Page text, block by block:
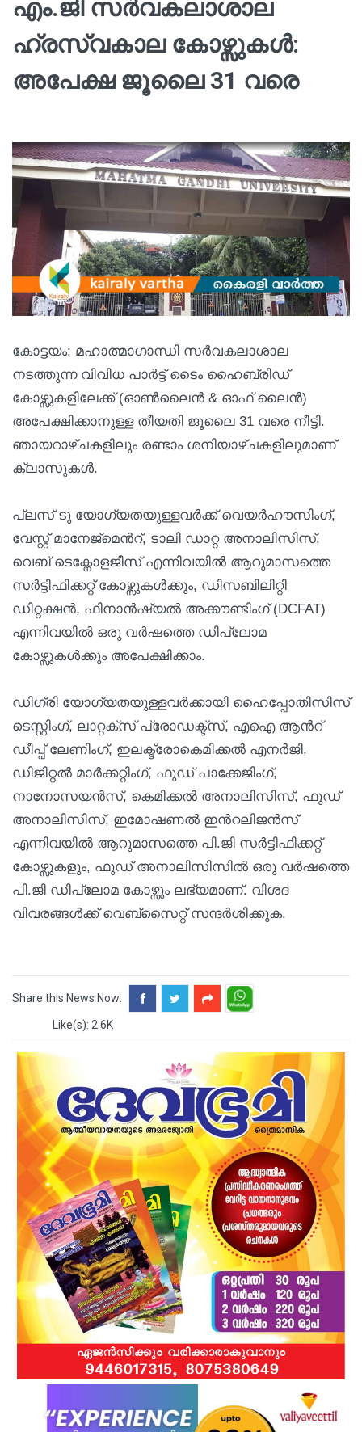
എം.ജി സര്‍വകലാശാല
ഹ്രസ്വകാല കോഴ്സുകള്‍:
അപേക്ഷ ജൂലൈ 31 വരെ
കോട്ടയം: മഹാത്മാഗാന്ധി സര്‍വകലാശാല
നടത്തുന്ന വിവിധ പാര്‍ട്ട് ടൈം ഹൈബ്രിഡ്
കോഴ്സുകളിലേക്ക് (ഓണ്‍ലൈന്‍ & ഓഫ് ലൈന്‍)
അപേക്ഷിക്കാനുള്ള തീയതി ജൂലൈ 31 വരെ നീട്ടി.
ഞായറാഴ്ചകളിലും രണ്ടാം ശനിയാഴ്ചകളിലുമാണ്
ക്ലാസുകള്‍.
പ്ലസ് ടു യോഗ്യതയുള്ളവര്‍ക്ക് വെയര്‍ഹൗസിംഗ്,
വേസ്റ്റ് മാനേജ്മെന്‍റ്, ടാലി ഡാറ്റ അനാലിസിസ്,
വെബ് ടെക്നോളജീസ് എന്നിവയില്‍ ആറുമാസത്തെ
സര്‍ട്ടിഫിക്കറ്റ് കോഴ്സുകള്‍ക്കും, ഡിസബിലിറ്റി
ഡിറ്റക്ഷന്‍, ഫിനാന്‍ഷ്യല്‍ അക്കൗണ്ടിംഗ് (DCFAT)
എന്നിവയില്‍ ഒരു വര്‍ഷത്തെ ഡിപ്ലോമ
കോഴ്സുകള്‍ക്കും അപേക്ഷിക്കാം.
ഡിഗ്രി യോഗ്യതയുള്ളവര്‍ക്കായി ഹൈപ്പോതിസിസ്
ടെസ്റ്റിംഗ്, ലാറ്റക്സ് പ്രോഡക്ട്സ്, എഐ ആന്‍റ്
ഡീപ്പ് ലേണിംഗ്, ഇലക്ട്രോകെമിക്കല്‍ എനര്‍ജി,
ഡിജിറ്റല്‍ മാര്‍ക്കറ്റിംഗ്, ഫുഡ് പാക്കേജിംഗ്,
നാനോസയന്‍സ്, കെമിക്കല്‍ അനാലിസിസ്, ഫുഡ്
അനാലിസിസ്, ഇമോഷണല്‍ ഇന്‍റലിജന്‍സ്
എന്നിവയില്‍ ആറുമാസത്തെ പി.ജി സര്‍ട്ടിഫിക്കറ്റ്
കോഴ്സുകളും, ഫുഡ് അനാലിസിസില്‍ ഒരു വര്‍ഷത്തെ
പി.ജി ഡിപ്ലോമ കോഴ്സും ലഭ്യമാണ്. വിശദ
വിവരങ്ങള്‍ക്ക് വെബ്സൈറ്റ് സന്ദര്‍ശിക്കുക.
Share this News Now:
Like(s): 2.6K